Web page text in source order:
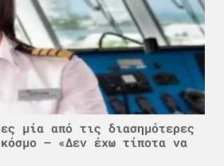
μία από τις διασημότερες
– «Δεν έχω τίποτα να